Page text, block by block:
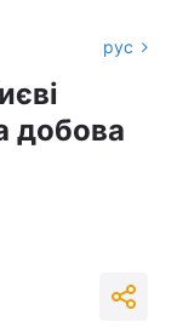
рус
добова